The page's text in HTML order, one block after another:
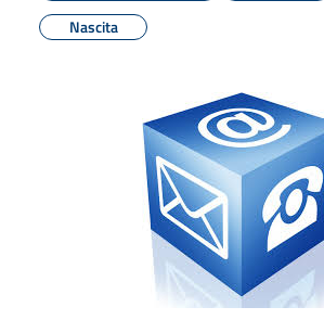
Nascita